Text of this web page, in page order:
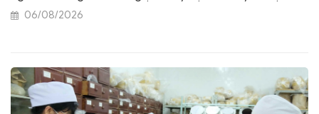
Nam mà còn để lại một hệ thống tư tưởng y lý sâu sắc,
phú của nền y học bản địa ("Nam dược trị Nam nhân").
Chuyên khảo này hệ thống hóa các trước tác, khẩu
06/08/2026